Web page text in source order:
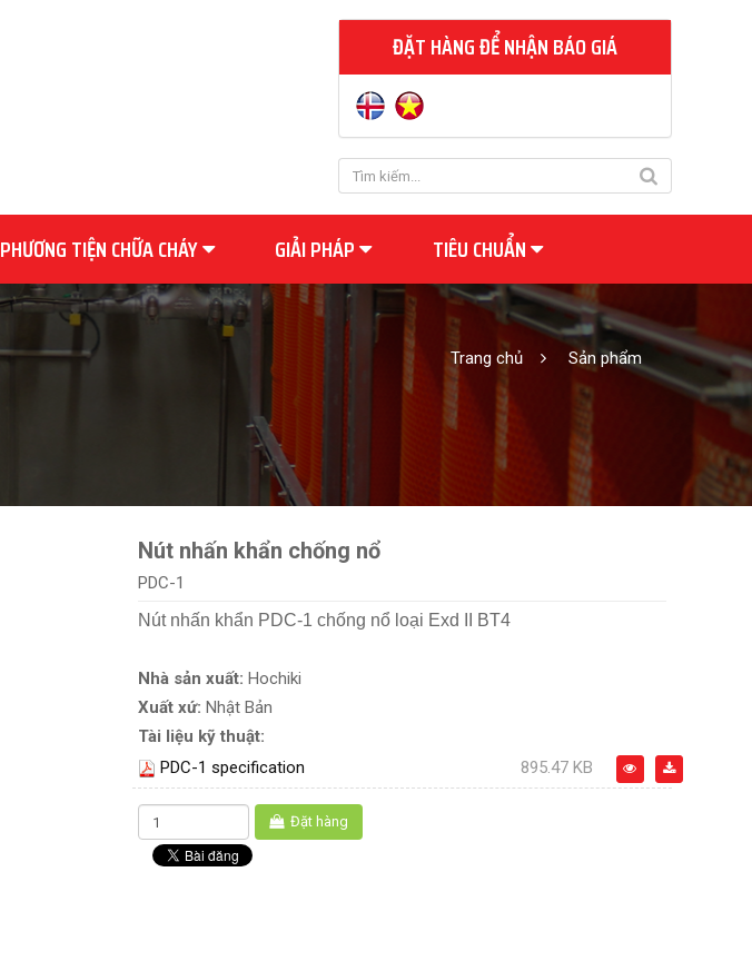
ĐẶT HÀNG ĐỂ NHẬN BÁO GIÁ
PHƯƠNG TIỆN CHỮA CHÁY GIẢI PHÁP TIÊU CHUẨN
Trang chủ Sản phẩm
Nút nhấn khẩn chống nổ
PDC-1
Nút nhấn khẩn PDC-1 chống nổ loại Exd II BT4
Nhà sản xuất: Hochiki
Xuất xứ: Nhật Bản
Tài liệu kỹ thuật:
PDC-1 specification
895.47 KB
Đặt hàng